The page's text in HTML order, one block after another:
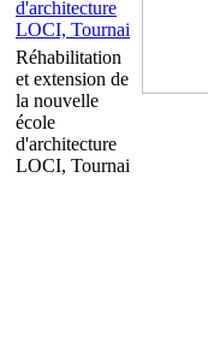
Réhabilitation
et extension de
la nouvelle
école
d'architecture
LOCI, Tournai